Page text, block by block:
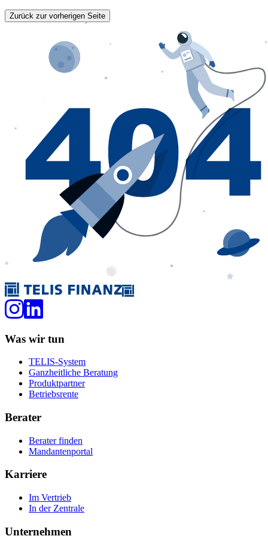
Zurück zur vorherigen Seite
Was wir tun
TELIS-System
Ganzheitliche Beratung
Produktpartner
Betriebsrente
Berater
Berater finden
Mandantenportal
Karriere
Im Vertrieb
In der Zentrale
Unternehmen